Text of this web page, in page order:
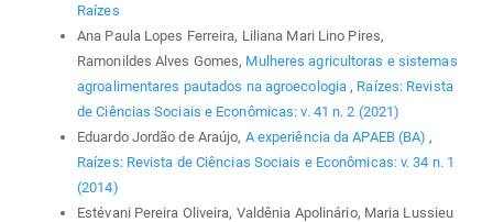
Raízes
Ana Paula Lopes Ferreira, Liliana Mari Lino Pires,
Ramonildes Alves Gomes, Mulheres agricultoras e sistemas
agroalimentares pautados na agroecologia , Raízes: Revista
de Ciências Sociais e Econômicas: v. 41 n. 2 (2021)
Eduardo Jordão de Araújo, A experiência da APAEB (BA) ,
Raízes: Revista de Ciências Sociais e Econômicas: v. 34 n. 1
(2014)
Estévani Pereira Oliveira, Valdênia Apolinário, Maria Lussieu